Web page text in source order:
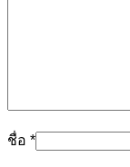
ชื่อ *